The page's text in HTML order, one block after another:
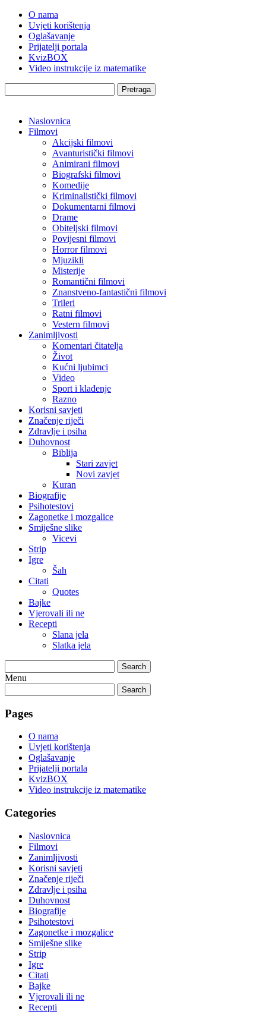
O nama
Uvjeti korištenja
Oglašavanje
Prijatelji portala
KvizBOX
Video instrukcije iz matematike
Pretraga
Naslovnica
Filmovi
Akcijski filmovi
Avanturistički filmovi
Animirani filmovi
Biografski filmovi
Komedije
Kriminalistički filmovi
Dokumentarni filmovi
Drame
Obiteljski filmovi
Povijesni filmovi
Horror filmovi
Mjuzikli
Misterije
Romantični filmovi
Znanstveno-fantastični filmovi
Trileri
Ratni filmovi
Vestern filmovi
Zanimljivosti
Komentari čitatelja
Život
Kućni ljubimci
Video
Sport i klađenje
Razno
Korisni savjeti
Značenje riječi
Zdravlje i psiha
Duhovnost
Biblija
Stari zavjet
Novi zavjet
Kuran
Biografije
Psihotestovi
Zagonetke i mozgalice
Smiješne slike
Vicevi
Strip
Igre
Šah
Citati
Quotes
Bajke
Vjerovali ili ne
Recepti
Slana jela
Slatka jela
Search
Menu
Search
Pages
O nama
Uvjeti korištenja
Oglašavanje
Prijatelji portala
KvizBOX
Video instrukcije iz matematike
Categories
Naslovnica
Filmovi
Zanimljivosti
Korisni savjeti
Značenje riječi
Zdravlje i psiha
Duhovnost
Biografije
Psihotestovi
Zagonetke i mozgalice
Smiješne slike
Strip
Igre
Citati
Bajke
Vjerovali ili ne
Recepti